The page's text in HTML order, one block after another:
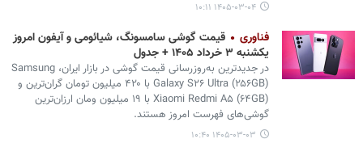
۱۴۰۵-۰۳-۰۴ ۱۰:۱۱
فناوری
قیمت گوشی سامسونگ، شیائومی و آیفون امروز
یکشنبه ۳ خرداد ۱۴۰۵ + جدول
در جدیدترین به‌روزرسانی قیمت گوشی در بازار ایران، Samsung
Galaxy S۲۶ Ultra (۲۵۶GB) با ۴۲۰ میلیون تومان گران‌ترین و
Xiaomi Redmi A۵ (۶۴GB) با ۱۹ میلیون ومان ارزان‌ترین
گوشی‌های فهرست امروز هستند.
۱۴۰۵-۰۳-۰۳ ۱۰:۴۰